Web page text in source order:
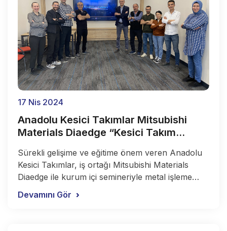
17 Nis 2024
Anadolu Kesici Takımlar Mitsubishi
Materials Diaedge “Kesici Takım
Sürekli gelişime ve eğitime önem veren Anadolu
Kesici Takımlar, iş ortağı Mitsubishi Materials
Diaedge ile kurum içi semineriyle metal işleme
sektöründe “Kesici Takım Telnolojileri” ‘nde
verimliliği artıran tornalama, frezeleme,
Devamını Gör